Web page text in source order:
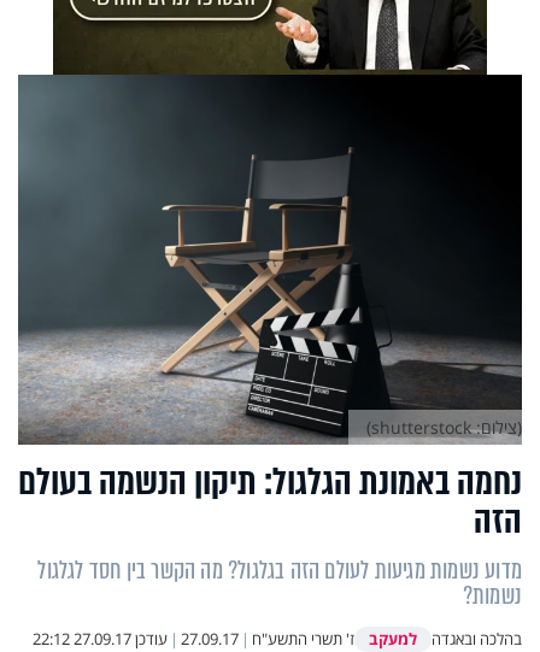
נחמה באמונת הגלגול: תיקון הנשמה בעולם
הזה
מדוע נשמות מגיעות לעולם הזה בגלגול? מה הקשר בין חסד לגלגול
נשמות?
בהלכה ובאגדה למעקב ז' תשרי התשע"ח |
27.09.17
| עודכן27.09.17 22:12
(צילום: shutterstock)